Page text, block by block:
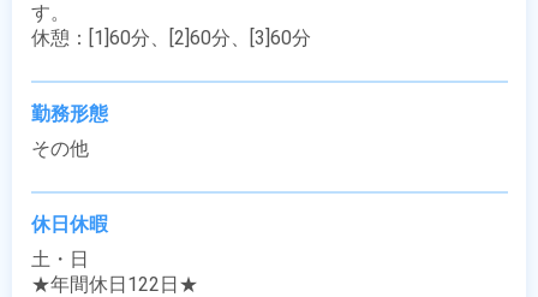
す。
休憩：[1]60分、[2]60分、[3]60分
勤務形態
その他
休日休暇
土・日
★年間休日122日★